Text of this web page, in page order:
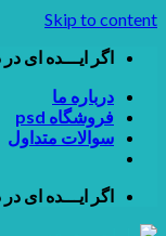
Skip to content
اگر ایـــده ای در
درباره ما
فروشگاه psd
سوالات متداول
اگر ایـــده ای در